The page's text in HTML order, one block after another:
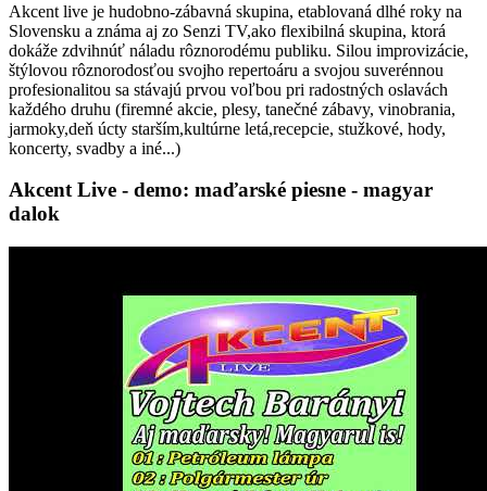
Akcent live je hudobno-zábavná skupina, etablovaná dlhé roky na
Slovensku a známa aj zo Senzi TV,ako flexibilná skupina, ktorá
dokáže zdvihnúť náladu rôznorodému publiku. Silou improvizácie,
štýlovou rôznorodosťou svojho repertoáru a svojou suverénnou
profesionalitou sa stávajú prvou voľbou pri radostných oslavách
každého druhu (firemné akcie, plesy, tanečné zábavy, vinobrania,
jarmoky,deň úcty starším,kultúrne letá,recepcie, stužkové, hody,
koncerty, svadby a iné...)
Akcent Live - demo: maďarské piesne - magyar
dalok